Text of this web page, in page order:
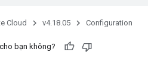
Cloud v4.18.05 Configuration
bạn không?